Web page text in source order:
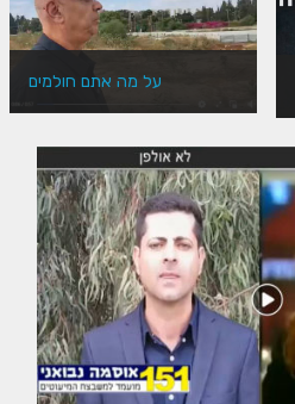
על מה אתם חולמים